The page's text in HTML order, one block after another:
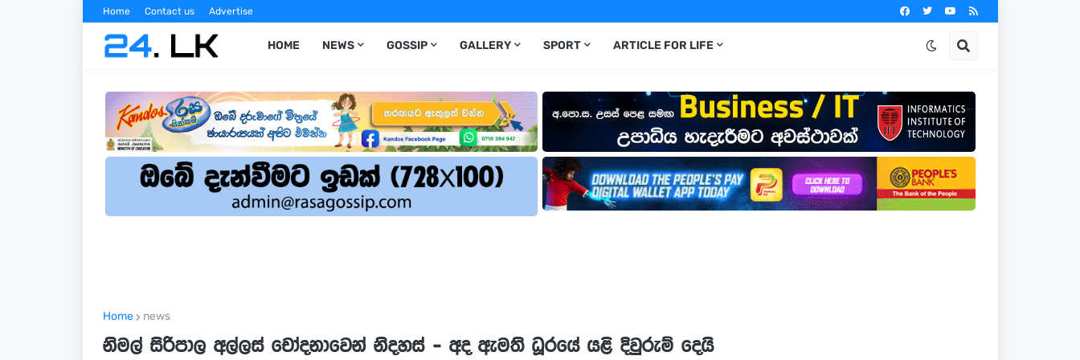
Home Contact us Advertise
HOME NEWS GOSSIP GALLERY SPORT ARTICLE FOR LIFE
Home news
නිමල් සිරිපාල අල්ලස් චෝදනාවෙන් නිදහස් - අද ඇමති ධූරයේ යළි දිවුරුම් දෙයි